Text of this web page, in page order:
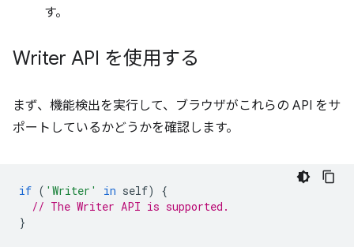
す。
Writer API を使用する
まず、機能検出を実行して、ブラウザがこれらの API をサ
ポートしているかどうかを確認します。
if ( 'Writer' in self)
{
// The Writer API is supported.
}